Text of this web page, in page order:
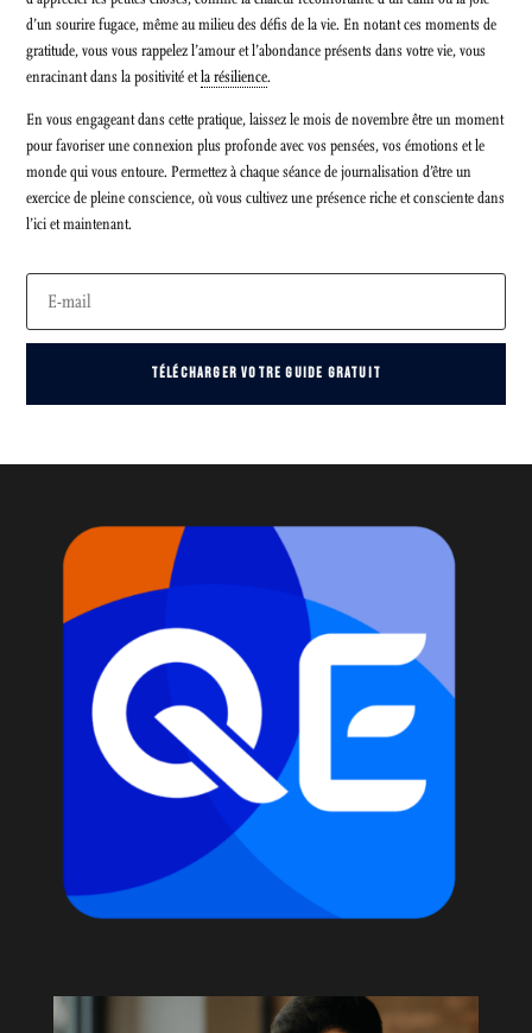
d’un sourire fugace, même au milieu des défis de la vie. En notant ces moments de
gratitude, vous vous rappelez l’amour et l’abondance présents dans votre vie, vous
enracinant dans la positivité etla résilience.
En vous engageant dans cette pratique, laissez le mois de novembre être un moment
pour favoriser une connexion plus profonde avec vos pensées, vos émotions et le
monde qui vous entoure. Permettez à chaque séance de journalisation d’être un
exercice de pleine conscience, où vous cultivez une présence riche et consciente dans
l’ici et maintenant.
TÉLÉCHARGER VOTRE GUIDE GRATUIT